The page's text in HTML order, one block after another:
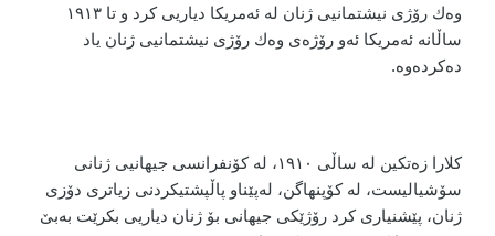
وەك رۆژی نیشتمانیی ژنان لە ئەمریكا دیاریی كرد و تا ١٩١٣
ساڵانە ئەمریكا ئەو رۆژەی وەك رۆژی نیشتمانیی ژنان یاد
دەكردەوە.
كلارا زەتكین لە ساڵی ١٩١٠، لە كۆنفرانسی جیهانیی ژنانی
سۆشیالیست، لە كۆپنهاگن، لەپێناو پاڵپشتیكردنی زیاتری دۆزی
ژنان، پێشنیاری كرد رۆژێكی جیهانی بۆ ژنان دیاریی بكرێت بەبێ